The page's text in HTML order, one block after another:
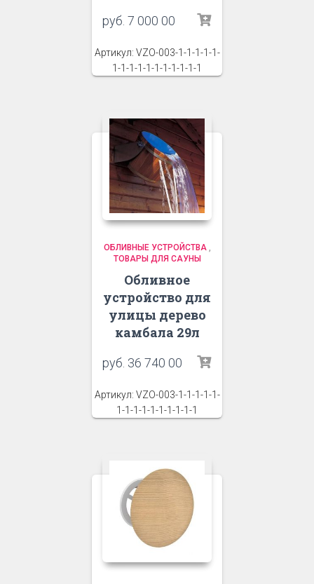
руб. 7 000 00
Артикул: VZO-003-1-1-1-1-1-
1-1-1-1-1-1-1-1-1-1-1
ОБЛИВНЫЕ УСТРОЙСТВА,
ТОВАРЫ ДЛЯ САУНЫ
Обливное
устройство для
улицы дерево
камбала 29л
руб. 36 740 00
Артикул: VZO-003-1-1-1-1-1-
1-1-1-1-1-1-1-1-1-1